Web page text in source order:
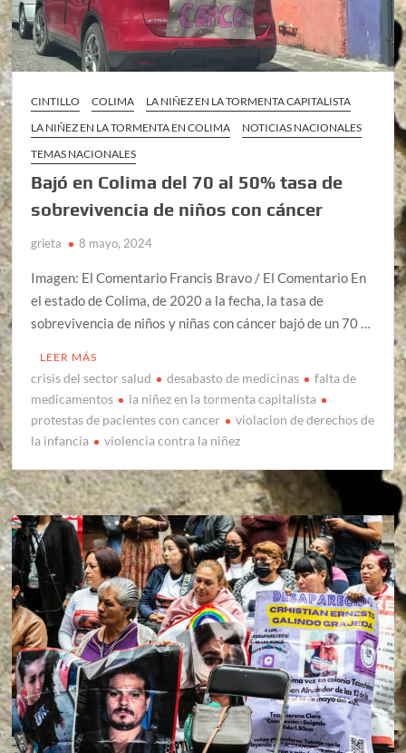
CINTILLO COLIMA
LA NIÑEZ EN LA TORMENTA CAPITALISTA
LA NIÑEZ EN LA TORMENTA EN COLIMA
NOTICIAS NACIONALES
TEMAS NACIONALES
Bajó en Colima del 70 al 50% tasa de
sobrevivencia de niños con cáncer
grieta 8 mayo, 2024
Imagen: El Comentario Francis Bravo / El Comentario En
el estado de Colima, de 2020 a la fecha, la tasa de
sobrevivencia de niños y niñas con cáncer bajó de un 70 …
LEER MÁS
crisis del sector salud desabasto de medicinas
falta de
medicamentos
la niñez en la tormenta capitalista
protestas de pacientes con cancer
violacion de derechos de
la infancia
violencia contra la niñez